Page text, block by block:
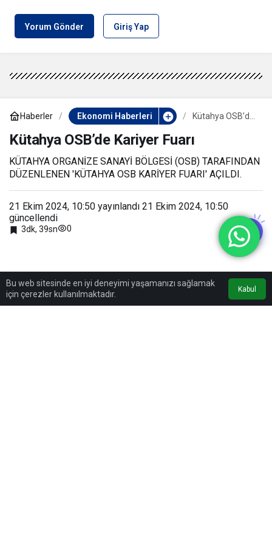
Yorum Gönder Giriş Yap
Haberler Ekonomi Haberleri
Kütahya OSB’de
Kütahya OSB’de Kariyer Fuarı
KÜTAHYA ORGANİZE SANAYİ BÖLGESİ (OSB) TARAFINDAN
DÜZENLENEN 'KÜTAHYA OSB KARİYER FUARI' AÇILDI.
21 Ekim 2024, 10:50 yayınlandı 21 Ekim 2024, 10:50
güncellendi
3dk, 39sn 0
Bu web sitesinde en iyi deneyimi yaşamanızı sağlamak
için çerezler kullanılmaktadır.
Kabul